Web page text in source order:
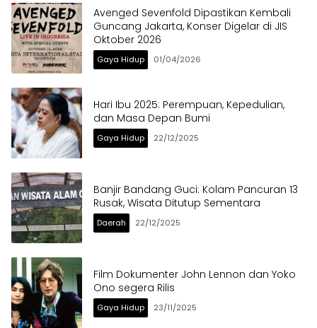
Avenged Sevenfold Dipastikan Kembali
Guncang Jakarta, Konser Digelar di JIS
Oktober 2026
Gaya Hidup 01/04/2026
Hari Ibu 2025: Perempuan, Kepedulian,
dan Masa Depan Bumi
Gaya Hidup 22/12/2025
Banjir Bandang Guci: Kolam Pancuran 13
Rusak, Wisata Ditutup Sementara
Daerah 22/12/2025
Film Dokumenter John Lennon dan Yoko
Ono segera Rilis
Gaya Hidup 23/11/2025